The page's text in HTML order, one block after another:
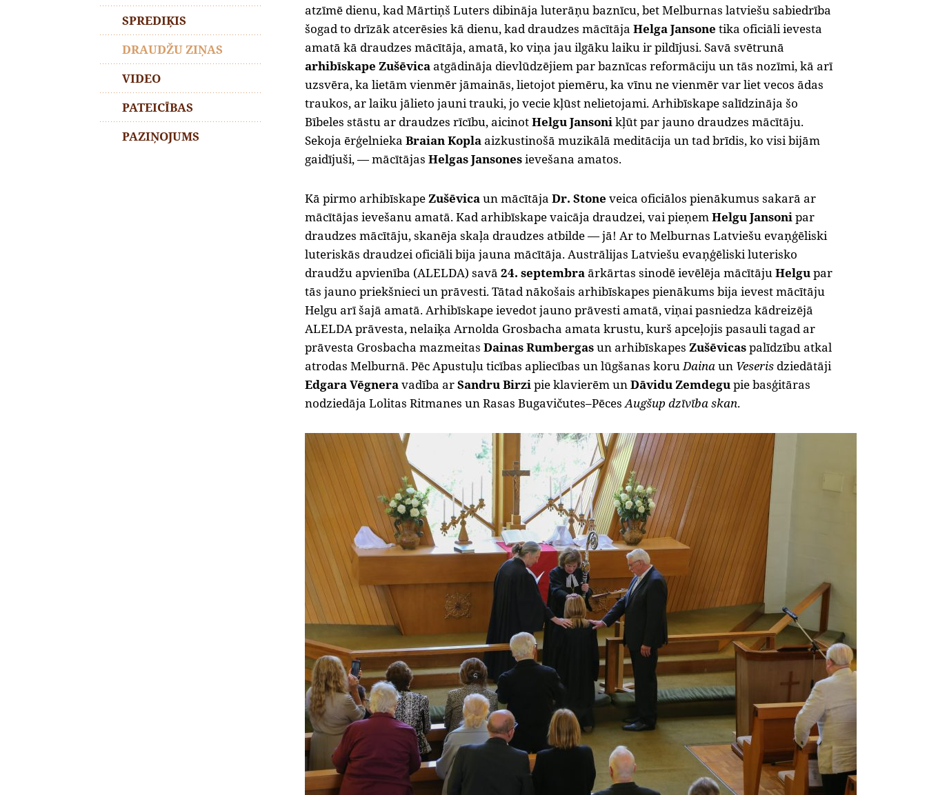
SPREDIĶIS
DRAUDŽU ZIŅAS
VIDEO
PATEICĪBAS
PAZIŅOJUMS
atzīmē dienu, kad Mārtiņš Luters dibināja luterāņu baznīcu, bet Melburnas latviešu sabiedrība
šogad to drīzāk atcerēsies kā dienu, kad draudzes mācītāja Helga Jansone tika oficiāli ievesta
amatā kā draudzes mācītāja, amatā, ko viņa jau ilgāku laiku ir pildījusi. Savā svētrunā
arhibīskape Zušēvicaatgādināja dievlūdzējiem par baznīcas reformāciju un tās nozīmi, kā arī
uzsvēra, ka lietām vienmēr jāmainās, lietojot piemēru, ka vīnu ne vienmēr var liet vecos ādas
traukos, ar laiku jālieto jauni trauki, jo vecie kļūst nelietojami. Arhibīskape salīdzināja šo
Bībeles stāstu ar draudzes rīcību, aicinotHelgu Jansonikļūt par jauno draudzes mācītāju.
Sekoja ērģelnieka Braian Koplaaizkustinošā muzikālā meditācija un tad brīdis, ko visi bijām
gaidījuši, — mācītājas Helgas Jansonesievešana amatos.
Kā pirmo arhibīskapeZušēvicaun mācītāja Dr. Stone veica oficiālos pienākumus sakarā ar
mācītājas ievešanu amatā. Kad arhibīskape vaicāja draudzei, vai pieņemHelgu Jansonipar
draudzes mācītāju, skanēja skaļa draudzes atbilde — jā! Ar to Melburnas Latviešu evaņģēliski
luteriskās draudzei oficiāli bija jauna mācītāja. Austrālijas Latviešu evaņģēliski luterisko
draudžu apvienība (ALELDA) savā 24. septembraārkārtas sinodē ievēlēja mācītājuHelgupar
tās jauno priekšnieci un prāvesti. Tātad nākošais arhibīskapes pienākums bija ievest mācītāju
Helgu arī šajā amatā. Arhibīskape ievedot jauno prāvesti amatā, viņai pasniedza kādreizējā
ALELDA prāvesta, nelaiķa Arnolda Grosbacha amata krustu, kurš apceļojis pasauli tagad ar
prāvesta Grosbacha mazmeitas Dainas Rumbergasun arhibīskapes Zušēvicaspalīdzību atkal
atrodas Melburnā. Pēc Apustuļu ticības apliecības un lūgšanas koruDainaun Veseris dziedātāji
Edgara Vēgneravadība arSandru Birzipie klavierēm unDāvidu Zemdegupie basģitāras
nodziedāja Lolitas Ritmanes un Rasas Bugavičutes–PēcesAugšup dzīvība skan.